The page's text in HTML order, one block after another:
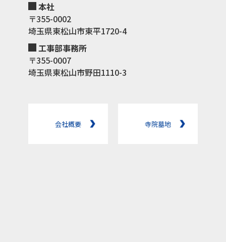
本社
〒355-0002
埼玉県東松山市東平1720-4
工事部事務所
〒355-0007
埼玉県東松山市野田1110-3
会社概要 寺院墓地